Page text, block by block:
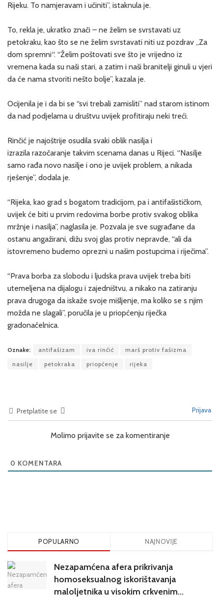
Rijeku. To namjeravam i učiniti”, istaknula je.
To, rekla je, ukratko znači – ne želim se svrstavati uz
petokraku, kao što se ne želim svrstavati niti uz pozdrav „Za
dom spremni“. “Želim poštovati sve što je vrijedno iz
vremena kada su naši stari, a zatim i naši branitelji ginuli u vjeri
da će nama stvoriti nešto bolje”, kazala je.
Ocijenila je i da bi se “svi trebali zamisliti” nad starom istinom
da nad podjelama u društvu uvijek profitiraju neki treći.
Rinčić je najoštrije osudila svaki oblik nasilja i
izrazila razočaranje takvim scenama danas u Rijeci. “Nasilje
samo rađa novo nasilje i ono je uvijek problem, a nikada
rješenje”, dodala je.
“Rijeka, kao grad s bogatom tradicijom, pa i antifašističkom,
uvijek će biti u prvim redovima borbe protiv svakog oblika
mržnje i nasilja”, naglasila je. Pozvala je sve sugrađane da
ostanu angažirani, dižu svoj glas protiv nepravde, “ali da
istovremeno budemo oprezni u našim postupcima i riječima”.
“Prava borba za slobodu i ljudska prava uvijek treba biti
utemeljena na dijalogu i zajedništvu, a nikako na zatiranju
prava drugoga da iskaže svoje mišljenje, ma koliko se s njim
možda ne slagali”, poručila je u priopćenju riječka
gradonačelnica.
Oznake: antifašizam iva rinčić
marš protiv fašizma
nasilje
petokraka priopćenje rijeka
Pretplatite se Prijava
Molimo prijavite se za komentiranje
0 KOMENTARA
POPULARNO NAJNOVIJE
Nezapamćena afera prikrivanja
homoseksualnog iskorištavanja
maloljetnika u visokim crkvenim